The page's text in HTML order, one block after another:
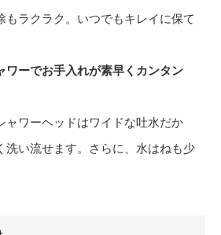
もラクラク。いつでもキレイに保て
ワーでお手入れが素早くカンタン
ャワーヘッドはワイドな吐水だか
洗い流せます。さらに、水はねも少